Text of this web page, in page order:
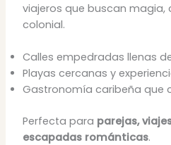
viajeros que buscan magia,
colonial.
Calles empedradas llenas
Playas cercanas y
Gastronomía caribeña que
Perfecta para parejas,
escapadas románticas.